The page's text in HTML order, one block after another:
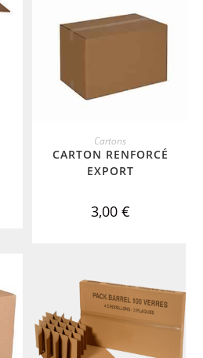
ADD TO CART
Cartons
CARTON RENFORCÉ
EXPORT
3,00 €